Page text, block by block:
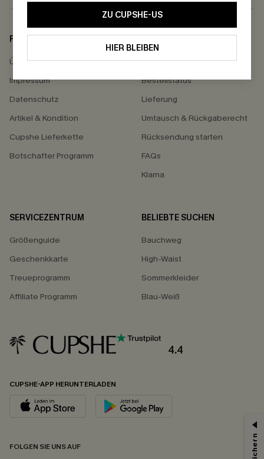
ZU CUPSHE-US
HIER BLEIBEN
FIRMENINFO
Über Uns
Impressum
Datenschutz
Artikel & Kondition
Cupshe Lieferkette
Botschafter Programm
HILFE
Kontakt
Bestellstatus
Lieferung
Umtausch & Rückgaberecht
Rücksendung starten
FAQs
Klarna
SERVICEZENTRUM
Größenguide
Geschenkkarte
Treueprogramm
Affiliate Programm
BELIEBTE SUCHEN
Bauchweg
High-Waist
Sommerkleider
Blau-Weiß
4.4
CUPSHE-APP HERUNTERLADEN
FOLGEN SIE UNS AUF